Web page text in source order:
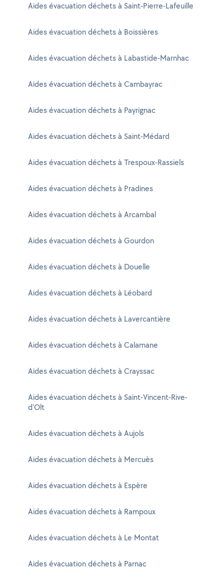
Aides évacuation déchets à Saint-Pierre-Lafeuille
Aides évacuation déchets à Boissières
Aides évacuation déchets à Labastide-Marnhac
Aides évacuation déchets à Cambayrac
Aides évacuation déchets à Payrignac
Aides évacuation déchets à Saint-Médard
Aides évacuation déchets à Trespoux-Rassiels
Aides évacuation déchets à Pradines
Aides évacuation déchets à Arcambal
Aides évacuation déchets à Gourdon
Aides évacuation déchets à Douelle
Aides évacuation déchets à Léobard
Aides évacuation déchets à Lavercantière
Aides évacuation déchets à Calamane
Aides évacuation déchets à Crayssac
Aides évacuation déchets à Saint-Vincent-Rive-
d'Olt
Aides évacuation déchets à Aujols
Aides évacuation déchets à Mercuès
Aides évacuation déchets à Espère
Aides évacuation déchets à Rampoux
Aides évacuation déchets à Le Montat
Aides évacuation déchets à Parnac